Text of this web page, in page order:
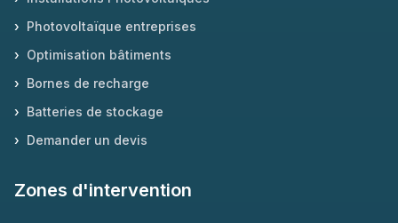
› Photovoltaïque entreprises
› Optimisation bâtiments
› Bornes de recharge
› Batteries de stockage
› Demander un devis
Zones d'intervention